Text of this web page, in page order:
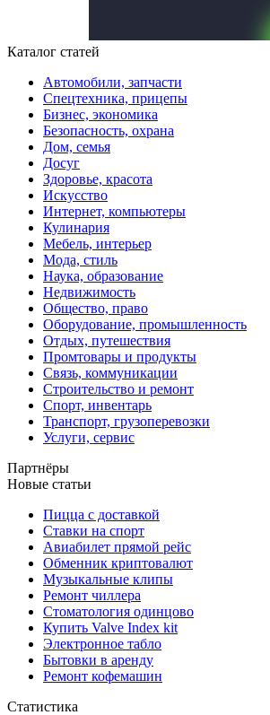
Каталог статей
Автомобили, запчасти
Спецтехника, прицепы
Бизнес, экономика
Безопасность, охрана
Дом, семья
Досуг
Здоровье, красота
Искусство
Интернет, компьютеры
Кулинария
Мебель, интерьер
Мода, стиль
Наука, образование
Недвижимость
Общество, право
Оборудование, промышленность
Отдых, путешествия
Промтовары и продукты
Связь, коммуникации
Строительство и ремонт
Спорт, инвентарь
Транспорт, грузоперевозки
Услуги, сервис
Партнёры
Новые статьи
Пицца с доставкой
Ставки на спорт
Авиабилет прямой рейс
Обменник криптовалют
Музыкальные клипы
Ремонт чиллера
Стоматология одинцово
Купить Valve Index kit
Электронное табло
Бытовки в аренду
Ремонт кофемашин
Статистика